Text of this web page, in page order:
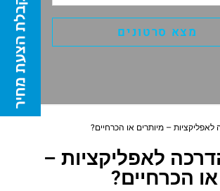
לאפליקציות – מיותרים או הכרחיים?
לאפליקציות –
הכרחיים?